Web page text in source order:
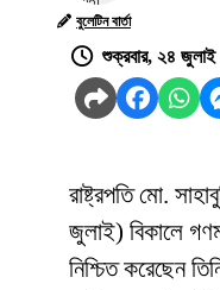
বুলেটিন বার্তা
শুক্রবার, ২৪
রাষ্ট্রপতি মো.
জুলাই) বিকালে
নিশ্চিত করেছেন